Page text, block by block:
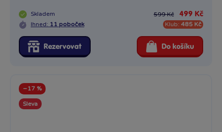
Skladem
Ihned: 11 poboček
599 Kč 499 Kč
Klub: 485 Kč
Rezervovat Do košíku
−17 %
Sleva